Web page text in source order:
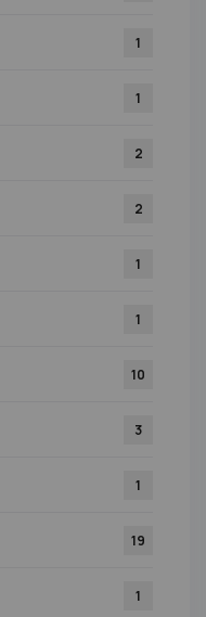
1
1
2
2
1
1
10
3
1
19
1